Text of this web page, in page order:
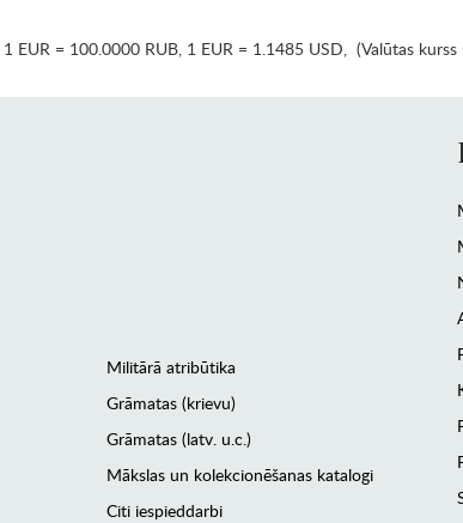
1 EUR = 100.0000 RUB, 1 EUR = 1.1485 USD, (Valūtas
Militārā atribūtika
Grāmatas (krievu)
Grāmatas (latv. u.c.)
Mākslas un kolekcionēšanas katalogi
Citi iespieddarbi